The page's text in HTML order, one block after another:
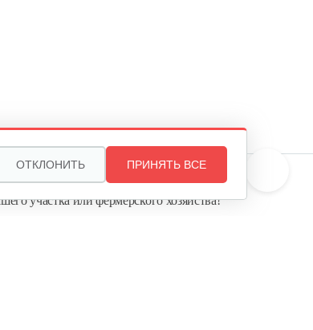
подобрать идеальный вариант
участка или фермерского хозяйства!
ОТКЛОНИТЬ ПРИНЯТЬ ВСЕ